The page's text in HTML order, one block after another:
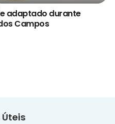
adaptado durante
Campos